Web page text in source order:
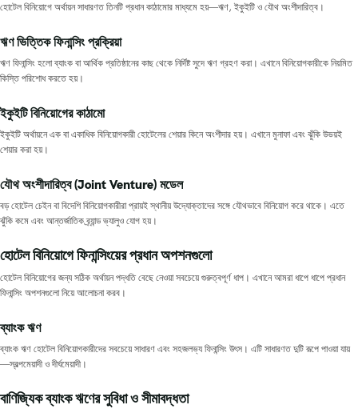
হোটেল বিনিয়োগে অর্থায়ন সাধারণত তিনটি প্রধান কাঠামোর মাধ্যমে হয়—ঋণ, ইকুইটি ও যৌথ অংশীদারিত্ব।
ঋণ ভিত্তিক ফিনান্সিং প্রক্রিয়া
ঋণ ফিনান্সিং হলো ব্যাংক বা আর্থিক প্রতিষ্ঠানের কাছ থেকে নির্দিষ্ট সুদে ঋণ গ্রহণ করা। এখানে বিনিয়োগকারীকে নিয়মিত
কিস্তি পরিশোধ করতে হয়।
ইকুইটি বিনিয়োগের কাঠামো
ইকুইটি অর্থায়নে এক বা একাধিক বিনিয়োগকারী হোটেলের শেয়ার কিনে অংশীদার হয়। এখানে মুনাফা এবং ঝুঁকি উভয়ই
শেয়ার করা হয়।
যৌথ অংশীদারিত্ব (Joint Venture) মডেল
বড় হোটেল চেইন বা বিদেশি বিনিয়োগকারীরা প্রায়ই স্থানীয় উদ্যোক্তাদের সঙ্গে যৌথভাবে বিনিয়োগ করে থাকে। এতে
ঝুঁকি কমে এবং আন্তর্জাতিক ব্র্যান্ড ভ্যালুও যোগ হয়।
হোটেল বিনিয়োগে ফিনান্সিংয়ের প্রধান অপশনগুলো
হোটেল বিনিয়োগের জন্য সঠিক অর্থায়ন পদ্ধতি বেছে নেওয়া সবচেয়ে গুরুত্বপূর্ণ ধাপ। এখানে আমরা ধাপে ধাপে প্রধান
ফিনান্সিং অপশনগুলো নিয়ে আলোচনা করব।
ব্যাংক ঋণ
ব্যাংক ঋণ হোটেল বিনিয়োগকারীদের সবচেয়ে সাধারণ এবং সহজলভ্য ফিনান্সিং উৎস। এটি সাধারণত দুটি রূপে পাওয়া যায়
—স্বল্পমেয়াদী ও দীর্ঘমেয়াদী।
বাণিজ্যিক ব্যাংক ঋণের সুবিধা ও সীমাবদ্ধতা